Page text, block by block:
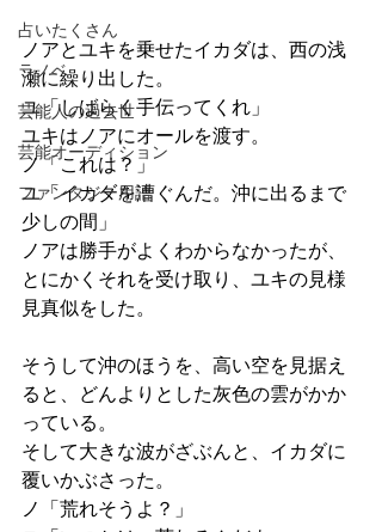
占いたくさん
ラノベ
芸能人の過去世
芸能オーディション
ファンタジー用語
ノアとユキを乗せたイカダは、西の浅
瀬に繰り出した。
ユ「しばらく手伝ってくれ」
ユキはノアにオールを渡す。
ノ「これは？」
ユ「イカダを漕ぐんだ。沖に出るまで
少しの間」
ノアは勝手がよくわからなかったが、
とにかくそれを受け取り、ユキの見様
見真似をした。
そうして沖のほうを、高い空を見据え
ると、どんよりとした灰色の雲がかか
っている。
そして大きな波がざぶんと、イカダに
覆いかぶさった。
ノ「荒れそうよ？」